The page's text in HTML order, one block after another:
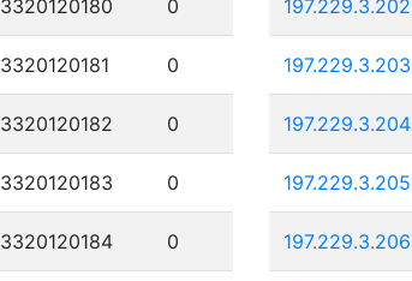
3320120180 0
3320120181 0
3320120182 0
3320120183 0
3320120184 0
197.229.3.202
197.229.3.203
197.229.3.204
197.229.3.205
197.229.3.206